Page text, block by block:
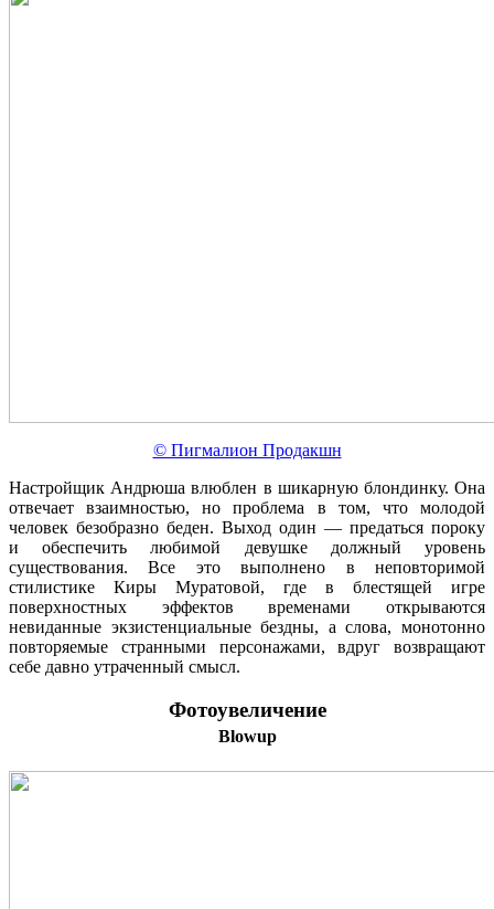
© Пигмалион Продакшн
Настройщик Андрюша влюблен в шикарную блондинку. Она
отвечает взаимностью, но проблема в том, что молодой
человек безобразно беден. Выход один — предаться пороку
и обеспечить любимой девушке должный уровень
существования. Все это выполнено в неповторимой
стилистике Киры Муратовой, где в блестящей игре
поверхностных эффектов временами открываются
невиданные экзистенциальные бездны, а слова, монотонно
повторяемые странными персонажами, вдруг возвращают
себе давно утраченный смысл.
Фотоувеличение
Blowup